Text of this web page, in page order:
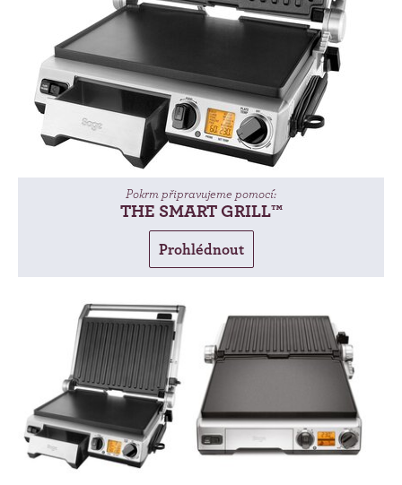
Pokrm připravujeme pomocí:
THE SMART GRILL™
Prohlédnout